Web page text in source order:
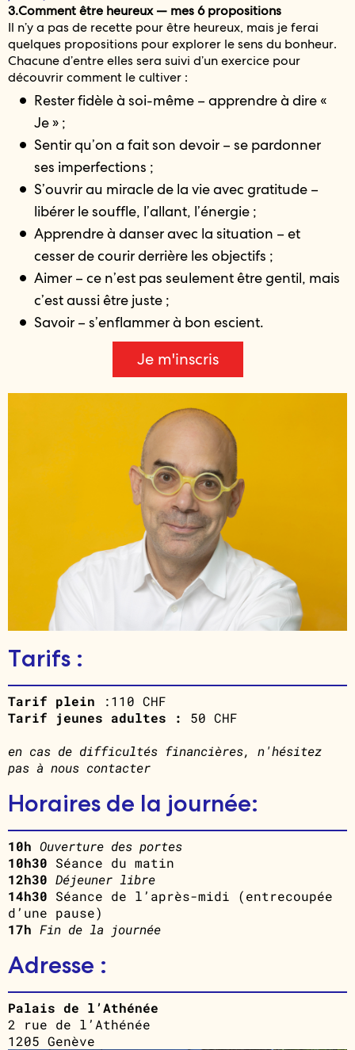
3.Comment être heureux — mes 6 propositions
Il n’y a pas de recette pour être heureux, mais je ferai
quelques propositions pour explorer le sens du bonheur.
Chacune d’entre elles sera suivi d’un exercice pour
découvrir comment le cultiver :
Rester fidèle à soi-même – apprendre à dire «
Je » ;
Sentir qu’on a fait son devoir – se pardonner
ses imperfections ;
S’ouvrir au miracle de la vie avec gratitude –
libérer le souffle, l’allant, l’énergie ;
Apprendre à danser avec la situation – et
cesser de courir derrière les objectifs ;
Aimer – ce n’est pas seulement être gentil, mais
c’est aussi être juste ;
Savoir – s’enflammer à bon escient.
Je m'inscris
Tarifs :
Tarif plein :110 CHF
Tarif jeunes adultes : 50 CHF
en cas de difficultés financières, n'hésitez
pas à nous contacter
Horaires de la journée:
10h Ouverture des portes
10h30 Séance du matin
12h30 Déjeuner libre
14h30 Séance de l’après-midi (entrecoupée
d’une pause)
17h Fin de la journée
Adresse :
Palais de l’Athénée
2 rue de l’Athénée
1205 Genève